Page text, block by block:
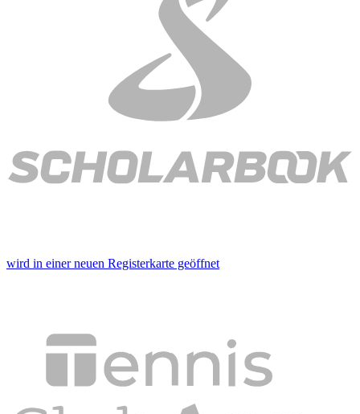
wird in einer neuen Registerkarte geöffnet